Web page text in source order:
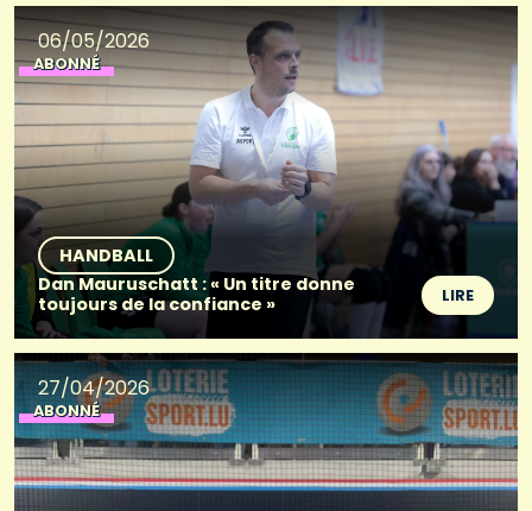
06/05/2026
ABONNÉ
HANDBALL
Dan Mauruschatt : « Un titre donne
toujours de la confiance »
LIRE
27/04/2026
ABONNÉ